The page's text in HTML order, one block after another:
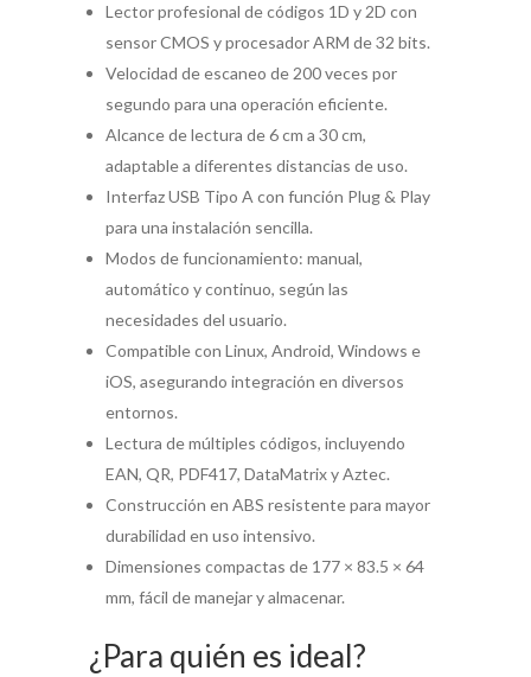
Lector profesional de códigos 1D y 2D con
sensor CMOS y procesador ARM de 32 bits.
Velocidad de escaneo de 200 veces por
segundo para una operación eficiente.
Alcance de lectura de 6 cm a 30 cm,
adaptable a diferentes distancias de uso.
Interfaz USB Tipo A con función Plug & Play
para una instalación sencilla.
Modos de funcionamiento: manual,
automático y continuo, según las
necesidades del usuario.
Compatible con Linux, Android, Windows e
iOS, asegurando integración en diversos
entornos.
Lectura de múltiples códigos, incluyendo
EAN, QR, PDF417, DataMatrix y Aztec.
Construcción en ABS resistente para mayor
durabilidad en uso intensivo.
Dimensiones compactas de 177 × 83.5 × 64
mm, fácil de manejar y almacenar.
¿Para quién es ideal?